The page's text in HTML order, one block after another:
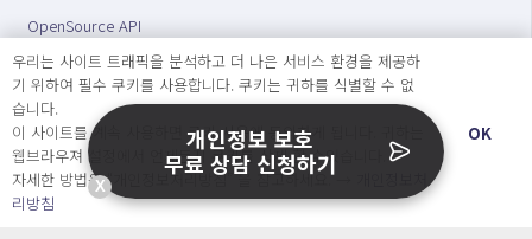
OpenSource API
오늘보다 더 나은 내일을 만드는 사람들
개인정보처리방침
○ 개인정보보호 컴플라이언스를 선도하겠습니다.
○ 정보주체의 권리를 보장하겠습니다.
○ 기업의 개인정보보호를 위한 효율적 관리를 보장하겠습니다.
우리는 사이트 트래픽을 분석하고 더 나은 서비스 환경을 제공하
기 위하여 필수 쿠키를 사용합니다. 쿠키는 귀하를 식별할 수 없
습니다.
이 사이트를 계속 사용하면 쿠키 사용에 동의하게 됩니다. 귀하는
웹브라우져 설정에서 언제든지 쿠키를 삭제 할 수있습니다.
자세한 방법은 “개인정보처리방침” 을 참고하세요. →
리방침
OK
X
개인정보 보호
무료 상담 신청하기